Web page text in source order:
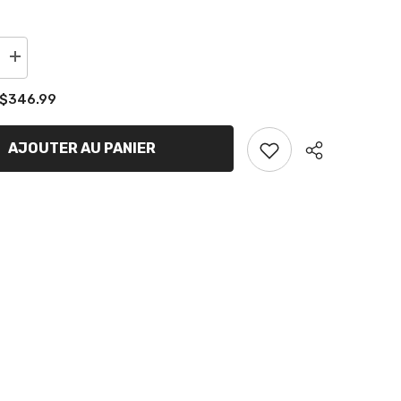
Augmenter
la
de
Medium
KR1-
2-
4
AJOUTER AU PANIER